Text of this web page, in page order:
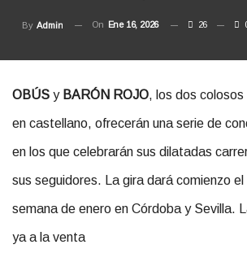
By Admin On Ene 16, 2026 26
OBÚS y BARÓN ROJO, los dos
en castellano, ofrecerán una serie de
en los que celebrarán sus dilatadas
sus seguidores. La gira dará comienzo
semana de enero en Córdoba y Sevilla.
ya a la venta